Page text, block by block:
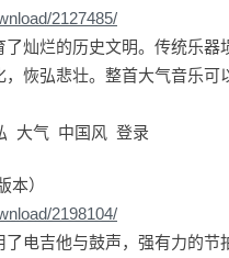
2127485/
灿烂的历史文明。传统乐
，恢弘悲壮。整首大气音乐
大气 中国风 登录
本）
2198104/
电吉他与鼓声，强有力的